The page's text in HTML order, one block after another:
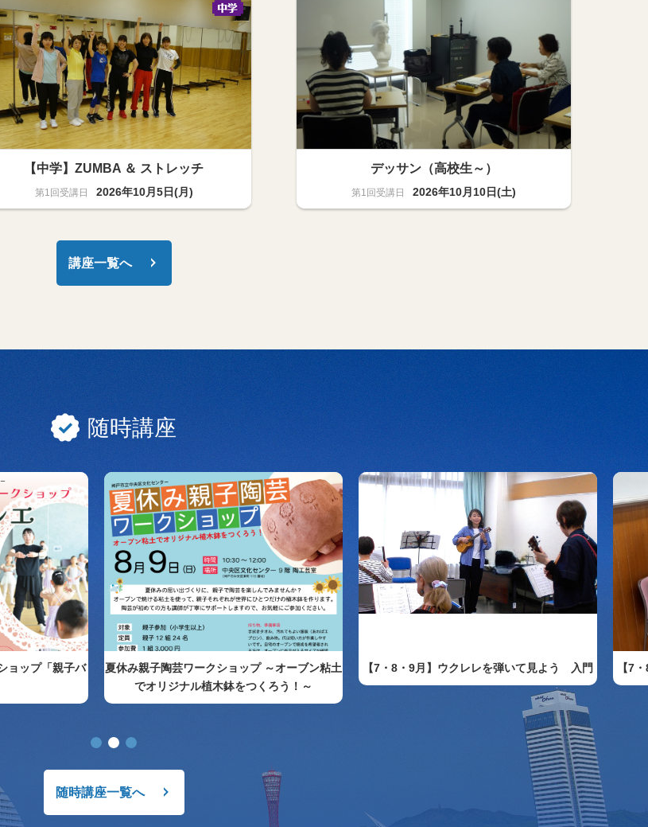
【中学】ZUMBA ＆ ストレッチ
2026年10月5日(月)
スポーツ・健康 中学 2名
デッサン（高校生～）
2026年10月10日(土)
講座一覧へ
随時講座
ョップ「親子バ
夏休み親子陶芸ワークショップ ～オーブン粘土
でオリジナル植木鉢をつくろう！～
【7・8・9月】ウクレレを弾いて見よう 入門 【7
随時講座一覧へ